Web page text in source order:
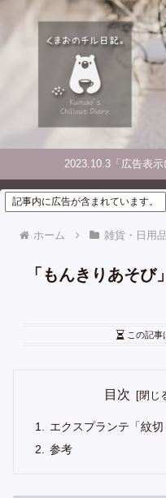
2023.10.3「広告表示
記事内に広告が含まれています。
ホーム 雑貨・日用
「もんきりあそび
この記事
目次
エクスプランテ「紋切
参考